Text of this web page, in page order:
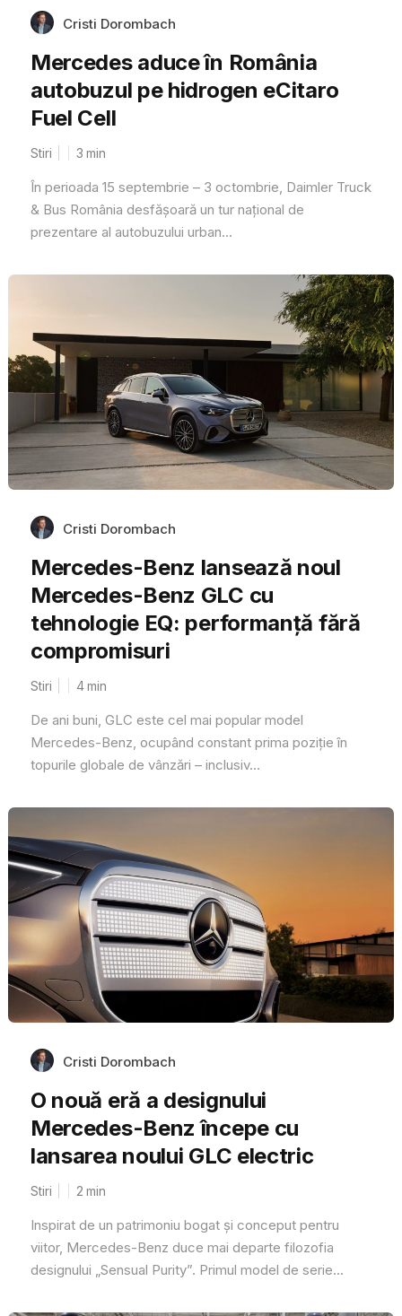
Cristi Dorombach
Mercedes aduce în România
autobuzul pe hidrogen eCitaro
Fuel Cell
Stiri 3 min
În perioada 15 septembrie – 3 octombrie, Daimler Truck
& Bus România desfășoară un tur național de
prezentare al autobuzului urban...
Cristi Dorombach
Mercedes-Benz lansează noul
Mercedes-Benz GLC cu
tehnologie EQ: performanță fără
compromisuri
Stiri 4min
De ani buni, GLC este cel mai popular model
Mercedes-Benz, ocupând constant prima poziție în
topurile globale de vânzări – inclusiv...
Cristi Dorombach
O nouă eră a designului
Mercedes-Benz începe cu
lansarea noului GLC electric
Stiri 2 min
Inspirat de un patrimoniu bogat și conceput pentru
viitor, Mercedes-Benz duce mai departe filozofia
designului „Sensual Purity”. Primul model de serie...